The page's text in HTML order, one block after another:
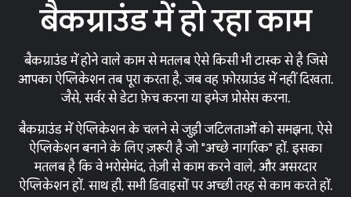
बैकग्राउंड में हो रहा काम
बैकग्राउंड में होने वाले काम से मतलब ऐसे किसी भी टास्क से है जिसे
आपका ऐप्लिकेशन तब पूरा करता है, जब वह फ़ोरग्राउंड में नहीं दिखता.
जैसे, सर्वर से डेटा फ़ेच करना या इमेज प्रोसेस करना.
बैकग्राउंड में ऐप्लिकेशन के चलने से जुड़ी जटिलताओं को समझना, ऐसे
ऐप्लिकेशन बनाने के लिए ज़रूरी है जो "अच्छे नागरिक" हों. इसका
मतलब है कि वे भरोसेमंद, तेज़ी से काम करने वाले, और असरदार
ऐप्लिकेशन हों. साथ ही, सभी डिवाइसों पर अच्छी तरह से काम करते हों.